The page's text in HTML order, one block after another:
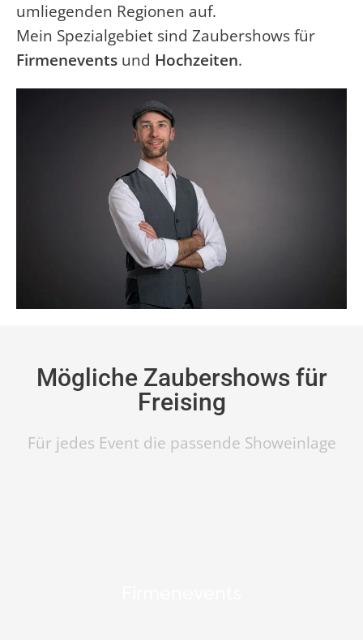
umliegenden Regionen auf.
Mein Spezialgebiet sind Zaubershows für
Firmenevents und Hochzeiten.
Mögliche Zaubershows für
Freising
Für jedes Event die passende Showeinlage